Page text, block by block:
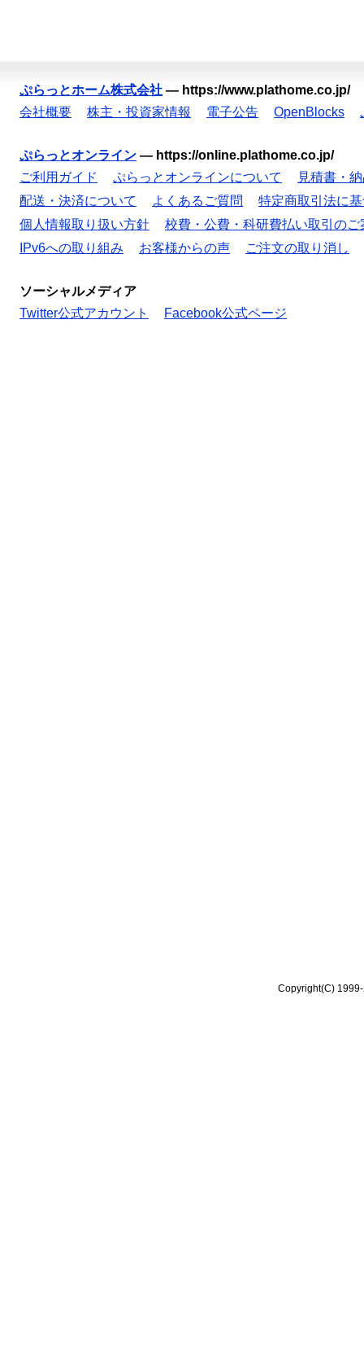
ぷらっとホーム株式会社 — https://www.plathome.co.jp/
会社概要
株主・投資家情報 電子公告 OpenBlocks
ぷらっとオンライン — https://online.plathome.co.jp/
ご利用ガイド
ぷらっとオンラインについて
見積書・
配送・決済について
よくあるご質問
特定商取引法に
個人情報取り扱い方針
校費・公費・科研費払い取引のご
IPv6への取り組み
お客様からの声 ご注文の取り消し
ソーシャルメディア
Twitter公式アカウント
Facebook公式ページ
Copyright(C)